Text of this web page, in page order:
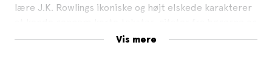
lære J.K. Rowlings ikoniske og højt elskede karakterer
smukke illustrationer af forskellige internationale
Vis mere